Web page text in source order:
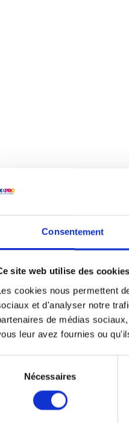
Consentement
site web utilise des
cookies nous permettent
et d'analyser notre
de médias
leur avez fournies ou
Nécessaires
CETTE CATÉGORIE